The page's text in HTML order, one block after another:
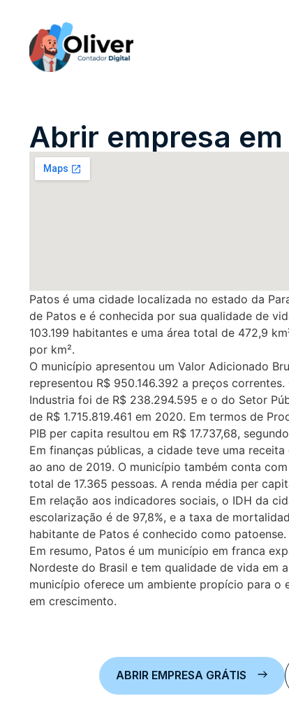
Abrir empresa
Patos é uma cidade localizada no estado da
de Patos e é conhecida por sua qualidade de
103.199 habitantes e uma área total de 472,9
por km².
O município apresentou um Valor Adicionado
representou R$ 950.146.392 a preços
Industria foi de R$ 238.294.595 e o do Setor
de R$ 1.715.819.461 em 2020. Em termos de
PIB per capita resultou em R$ 17.737,68,
Em finanças públicas, a cidade teve uma
ao ano de 2019. O município também conta
total de 17.365 pessoas. A renda média per
Em relação aos indicadores sociais, o IDH da
escolarização é de 97,8%, e a taxa de
habitante de Patos é conhecido como patoense.
Em resumo, Patos é um município em franca
Nordeste do Brasil e tem qualidade de vida em
município oferece um ambiente propício para o
em crescimento.
ABRIR EMPRESA GRÁTIS